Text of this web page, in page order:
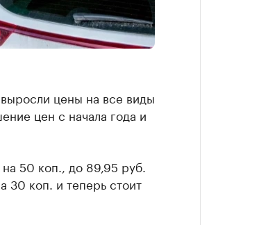
цены на все виды
цен с начала года и
50 коп., до 89,95 руб.
30 коп. и теперь стоит